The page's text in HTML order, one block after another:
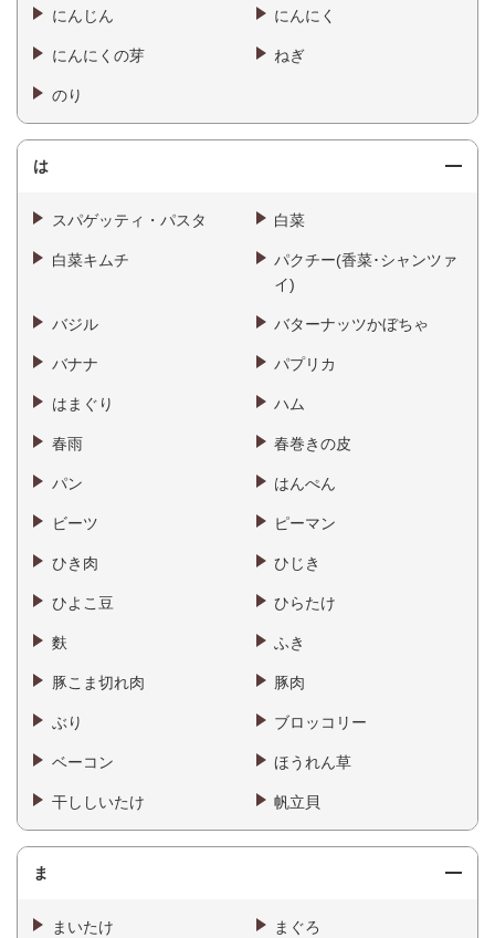
にんじん にんにく
にんにくの芽 ねぎ
のり
は
スパゲッティ・パスタ 白菜
白菜キムチ
パクチー(香菜･シャンツァ
イ)
バジル バターナッツかぼちゃ
バナナ パプリカ
はまぐり ハム
春雨 春巻きの皮
パン はんぺん
ビーツ ピーマン
ひき肉 ひじき
ひよこ豆 ひらたけ
麩 ふき
豚こま切れ肉 豚肉
ぶり ブロッコリー
ベーコン ほうれん草
干ししいたけ 帆立貝
ま
まいたけ まぐろ